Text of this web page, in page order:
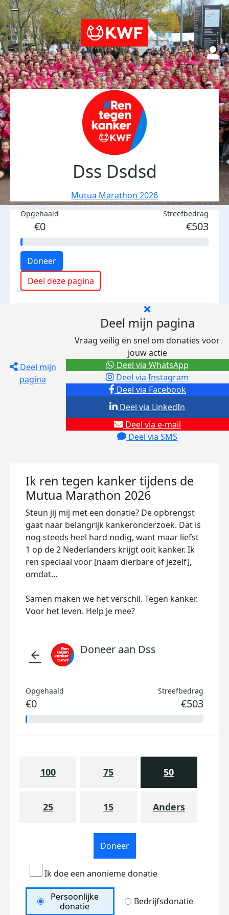
Dss Dsdsd
Mutua Marathon 2026
Opgehaald
€0
Streefbedrag
€503
Doneer
Deel deze pagina
Deel mijn
pagina
Deel mijn pagina
Vraag veilig en snel om donaties voor
jouw actie
Deel via Facebook
Deel via Instagram
Deel via e-mail
Deel via SMS
Deel via LinkedIn
Deel via WhatsApp
Ik ren tegen kanker tijdens de
Mutua Marathon 2026
Steun jij mij met een donatie? De opbrengst
gaat naar belangrijk kankeronderzoek. Dat is
nog steeds heel hard nodig, want maar liefst
1 op de 2 Nederlanders krijgt ooit kanker. Ik
ren speciaal voor [naam dierbare of jezelf],
omdat...
Samen maken we het verschil. Tegen kanker.
Voor het leven. Help je mee?
arrow_back Doneer aan Dss
Opgehaald
€0
Streefbedrag
€503
100 75 50
25 15 Anders
Doneer
Ik doe een anonieme donatie
Persoonlijke
donatie
Bedrijfsdonatie